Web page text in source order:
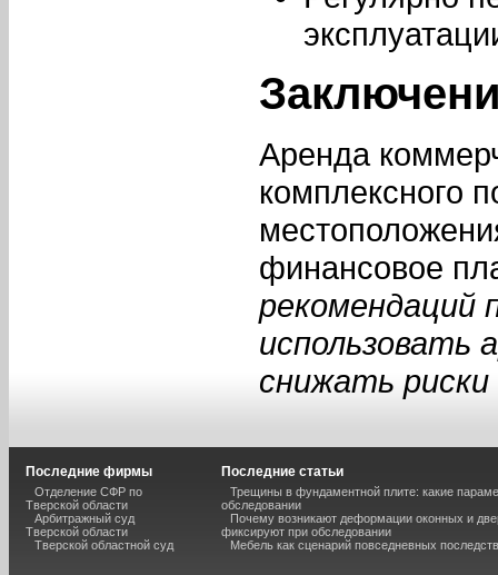
Аренда
комплексного
финансовое
рекомендаций
использовать
снижать
Последние фирмы
Отделение СФР по
Тверской области
Арбитражный суд
Тверской области
Тверской областной суд
Последние статьи
Трещины в фундаментной плите: какие
обследовании
Почему возникают деформации оконных и
фиксируют при обследовании
Мебель как сценарий повседневных